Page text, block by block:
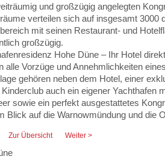
und großzügig angelegten
verteilen sich auf insgesamt 3000
mit seinen Restaurant- und
großzügig.
Hohe Düne – Ihr Hotel
alle Vorzüge und Annehmlichkeiten
gehören neben dem Hotel, einer
auch ein eigener Yachthafen
sowie ein perfekt ausgestattetes
Blick auf die Warnowmündung und die
Zur Übersicht Weiter >